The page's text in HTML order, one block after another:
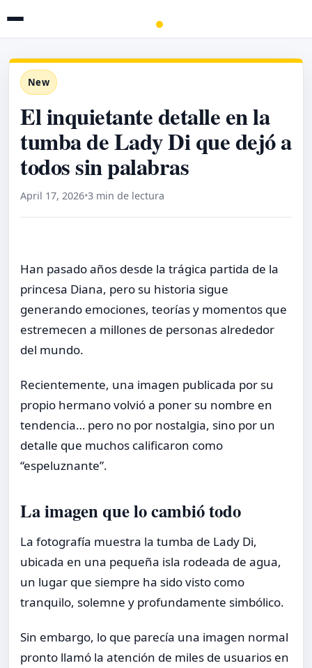
New
El inquietante detalle en la
tumba de Lady Di que dejó a
todos sin palabras
April 17, 2026•3 min de lectura
Han pasado años desde la trágica partida de la
princesa Diana, pero su historia sigue
generando emociones, teorías y momentos que
estremecen a millones de personas alrededor
del mundo.
Recientemente, una imagen publicada por su
propio hermano volvió a poner su nombre en
tendencia… pero no por nostalgia, sino por un
detalle que muchos calificaron como
“espeluznante”.
La imagen que lo cambió todo
La fotografía muestra la tumba de Lady Di,
ubicada en una pequeña isla rodeada de agua,
un lugar que siempre ha sido visto como
tranquilo, solemne y profundamente simbólico.
Sin embargo, lo que parecía una imagen normal
pronto llamó la atención de miles de usuarios en